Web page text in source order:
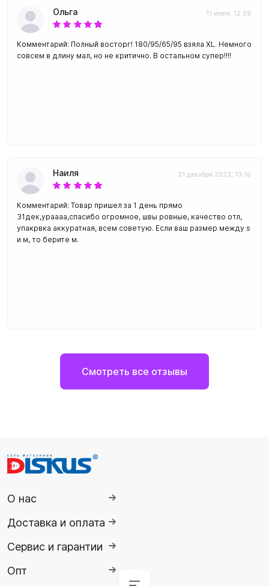
Ольга 11 июля, 12:59
Комментарий: Полный восторг! 180/95/65/95 взяла XL. Немного
совсем в длину мал, но не критично. В остальном супер!!!!
Наиля 31 декабря 2023, 13:10
Комментарий: Товар пришел за 1 день прямо
31дек,ураааа,спасибо огромное, швы ровные, качество отл,
упакрвка аккуратная, всем советую. Если ваш размер между s
и м, то берите м.
Смотреть все отзывы
О нас
Доставка и оплата
Сервис и гарантии
Опт